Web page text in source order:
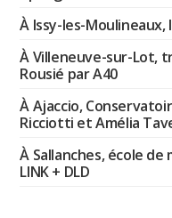
À Issy-les-
À Villeneuve-sur-Lot,
Rousié par A40
À Ajaccio,
Ricciotti et Amélia
À Sallanches, école
LINK + DLD